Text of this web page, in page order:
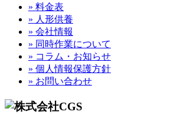
» 料金表
» 人形供養
» 会社情報
» 同時作業について
» コラム・お知らせ
» 個人情報保護方針
» お問い合わせ